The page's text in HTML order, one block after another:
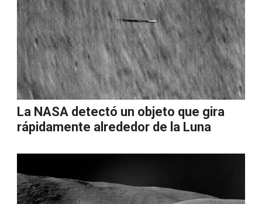
La NASA detectó un objeto que gira
rápidamente alrededor de la Luna